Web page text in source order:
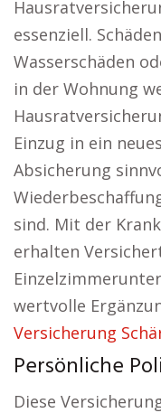
essenziell.
Wasserschäden
in der Wohnung
Einzug in ein
Absicherung
sind. Mit der
erhalten
wertvolle
Versicherung
Persönliche
Diese